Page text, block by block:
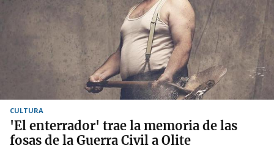
CULTURA
'El enterrador' trae la memoria de las
fosas de la Guerra Civil a Olite